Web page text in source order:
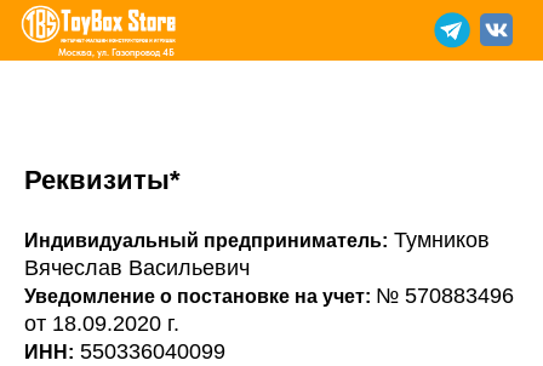
Москва, ул. Газопровод 4Б
Реквизиты*
Индивидуальный предприниматель: Тумников
Вячеслав Васильевич
Уведомление о постановке на учет: № 570883496
от 18.09.2020 г.
ИНН: 550336040099